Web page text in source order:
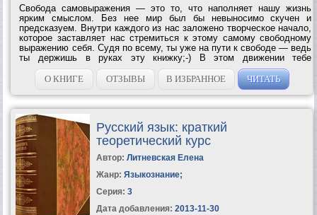
Свобода самовыражения — это то, что наполняет нашу жизнь
ярким смыслом. Без нее мир был бы невыносимо скучен и
предсказуем. Внутри каждого из нас заложено творческое начало,
которое заставляет нас стремиться к этому самому свободному
выражению себя. Судя по всему, ты уже на пути к свободе — ведь
ты держишь в руках эту книжку;-) В этом движении тебе
понадобится немало вдохновения, страсти, энергии — всего, что
поможет тебе не...
О КНИГЕ ОТЗЫВЫ В ИЗБРАННОЕ ЧИТАТЬ
Русский язык: краткий
теоретический курс
Автор: Литневская Елена
Жанр: Языкознание;
Серия: 3
Дата добавления: 2013-11-30